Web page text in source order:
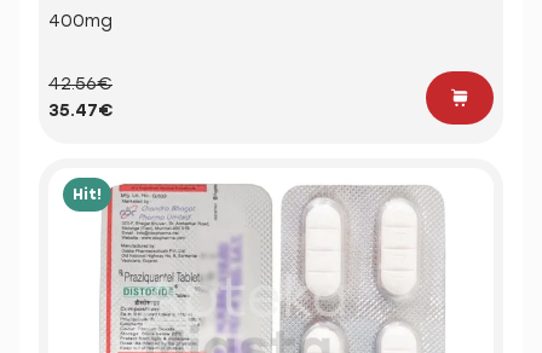
400mg
42.56€
35.47€
Hit!